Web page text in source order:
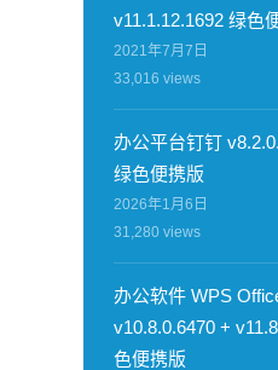
v11.1.12.1692 绿色
2021年7月7日
33,016 views
办公平台钉钉
绿色便携版
2026年1月6日
31,280 views
办公软件 WPS
v10.8.0.6470 +
色便携版